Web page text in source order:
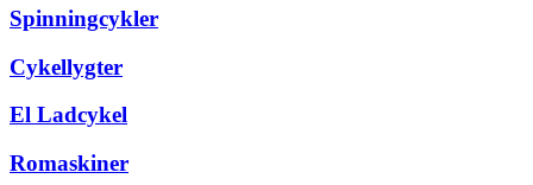
Spinningcykler
Cykellygter
El Ladcykel
Romaskiner